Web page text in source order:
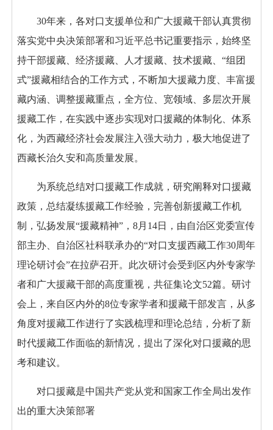
30年来，各对口支援单位和广大援藏干部认真贯彻
落实党中央决策部署和习近平总书记重要指示，始终坚
持干部援藏、经济援藏、人才援藏、技术援藏、“组团
式”援藏相结合的工作方式，不断加大援藏力度、丰富援
藏内涵、调整援藏重点，全方位、宽领域、多层次开展
援藏工作，在实践中逐步实现对口援藏的体制化、体系
化，为西藏经济社会发展注入强大动力，极大地促进了
西藏长治久安和高质量发展。
为系统总结对口援藏工作成就，研究阐释对口援藏
政策，总结凝练援藏工作经验，完善创新援藏工作机
制，弘扬发展“援藏精神”，8月14日，由自治区党委宣传
部主办、自治区社科联承办的“对口支援西藏工作30周年
理论研讨会”在拉萨召开。此次研讨会受到区内外专家学
者和广大援藏干部的高度重视，共征集论文52篇。研讨
会上，来自区内外的8位专家学者和援藏干部发言，从多
角度对援藏工作进行了实践梳理和理论总结，分析了新
时代援藏工作面临的新情况，提出了深化对口援藏的思
考和建议。
对口援藏是中国共产党从党和国家工作全局出发作
出的重大决策部署